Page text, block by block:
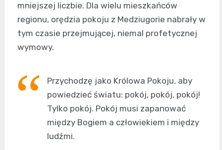
mniejszej liczbie. Dla wielu mieszkańców
regionu, orędzia pokoju z Medziugorie nabrały w
tym czasie przejmującej, niemal profetycznej
wymowy.
Przychodzę jako Królowa Pokoju, aby
powiedzieć światu: pokój, pokój, pokój!
Tylko pokój. Pokój musi zapanować
między Bogiem a człowiekiem i między
ludźmi.